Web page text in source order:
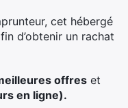
cet hébergé
d’obtenir un rachat
offres et
en ligne).